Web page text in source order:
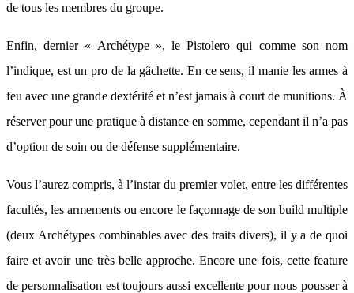
de tous les membres du groupe.
Enfin, dernier « Archétype », le Pistolero qui comme son nom
l’indique, est un pro de la gâchette. En ce sens, il manie les armes à
feu avec une grande dextérité et n’est jamais à court de munitions. À
réserver pour une pratique à distance en somme, cependant il n’a pas
d’option de soin ou de défense supplémentaire.
Vous l’aurez compris, à l’instar du premier volet, entre les différentes
facultés, les armements ou encore le façonnage de son build multiple
(deux Archétypes combinables avec des traits divers), il y a de quoi
faire et avoir une très belle approche. Encore une fois, cette feature
de personnalisation est toujours aussi excellente pour nous pousser à